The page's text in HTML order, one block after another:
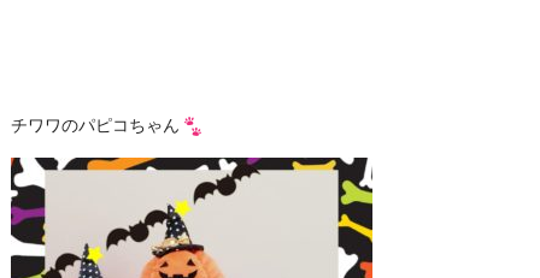
チワワのパピコちゃん